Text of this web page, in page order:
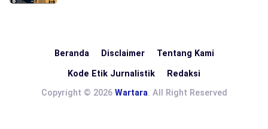
Beranda Disclaimer Tentang Kami
Kode Etik Jurnalistik
Redaksi
Copyright © 2026 Wartara. All Right Reserved